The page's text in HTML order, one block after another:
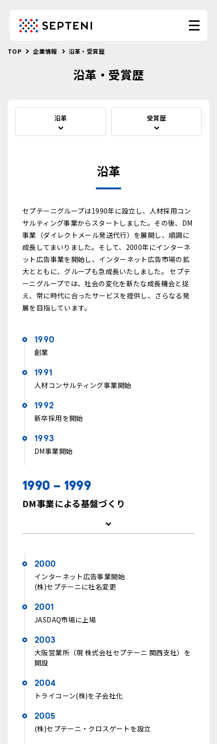
TOP 企業情報 沿革・受賞歴
沿革・受賞歴
沿革 受賞歴
沿革
セプテーニグループは1990年に設立し、人材採用コン
サルティング事業からスタートしました。その後、DM
事業（ダイレクトメール発送代行）を展開し、順調に
成長してまいりました。そして、2000年にインターネ
ット広告事業を開始し、インターネット広告市場の拡
大とともに、グループも急成長いたしました。 セプテ
ーニグループでは、社会の変化を新たな成長機会と捉
え、常に時代に合ったサービスを提供し、さらなる発
展を目指しています。
1990
創業
1991
人材コンサルティング事業開始
1992
新卒採用を開始
1993
DM事業開始
1990 - 1999
DM事業による基盤づくり
2000
インターネット広告事業開始
(株)セプテーニに社名変更
2001
JASDAQ市場に上場
2003
大阪営業所（現 株式会社セプテーニ 関西支社）を
開設
2004
トライコーン(株)を子会社化
2005
(株)セプテーニ・クロスゲートを設立